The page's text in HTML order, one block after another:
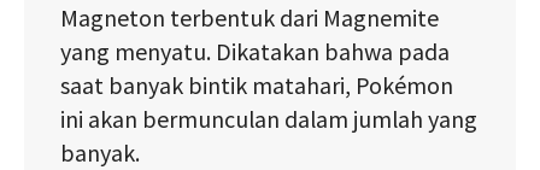
Magneton terbentuk dari Magnemite
yang menyatu. Dikatakan bahwa pada
saat banyak bintik matahari, Pokémon
ini akan bermunculan dalam jumlah yang
banyak.